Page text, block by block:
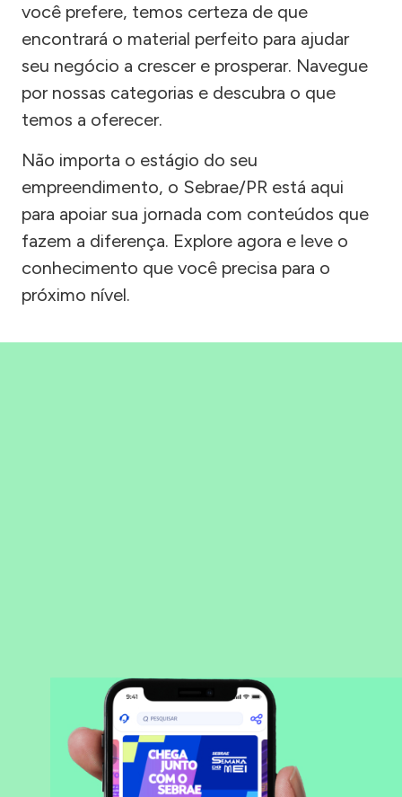
você prefere, temos certeza de que
encontrará o material perfeito para ajudar
seu negócio a crescer e prosperar. Navegue
por nossas categorias e descubra o que
temos a oferecer.
Não importa o estágio do seu
empreendimento, o Sebrae/PR está aqui
para apoiar sua jornada com conteúdos que
fazem a diferença. Explore agora e leve o
conhecimento que você precisa para o
próximo nível.